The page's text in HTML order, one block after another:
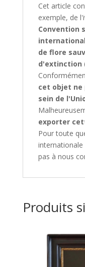
Cet article
exemple, de
Convention
de flore
d'extinction
cet objet ne
sein de
exporter
Pour toute
pas à nous
Produits